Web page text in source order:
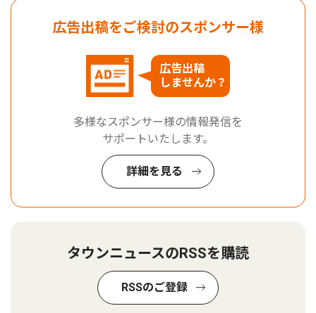
広告出稿をご検討のスポンサー様
広告出稿
しませんか？
多様なスポンサー様の情報発信を
サポートいたします。
詳細を見る
タウンニュースのRSSを購読
RSSのご登録